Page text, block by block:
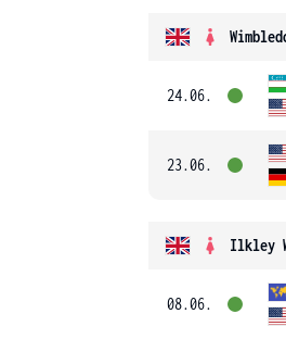
24.06.
23.06.
Ilkley
08.06.